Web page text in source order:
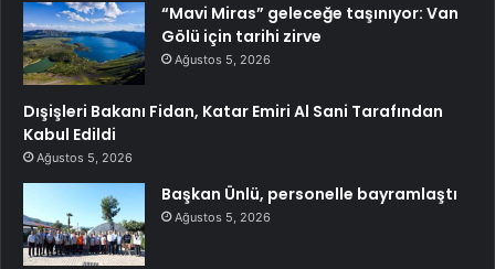
“Mavi Miras” geleceğe taşınıyor: Van
Gölü için tarihi zirve
Ağustos 5, 2026
Dışişleri Bakanı Fidan, Katar Emiri Al Sani Tarafından
Kabul Edildi
Ağustos 5, 2026
Başkan Ünlü, personelle bayramlaştı
Ağustos 5, 2026